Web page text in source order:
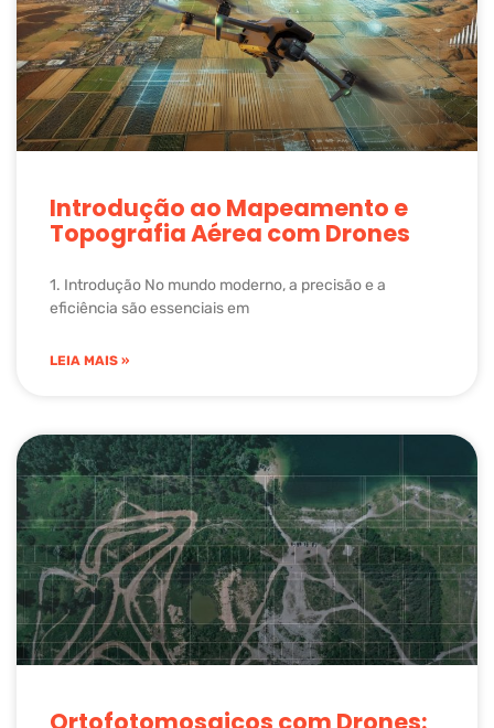
Introdução ao Mapeamento e
Topografia Aérea com Drones
1. Introdução No mundo moderno, a precisão e a
eficiência são essenciais em
LEIA MAIS »